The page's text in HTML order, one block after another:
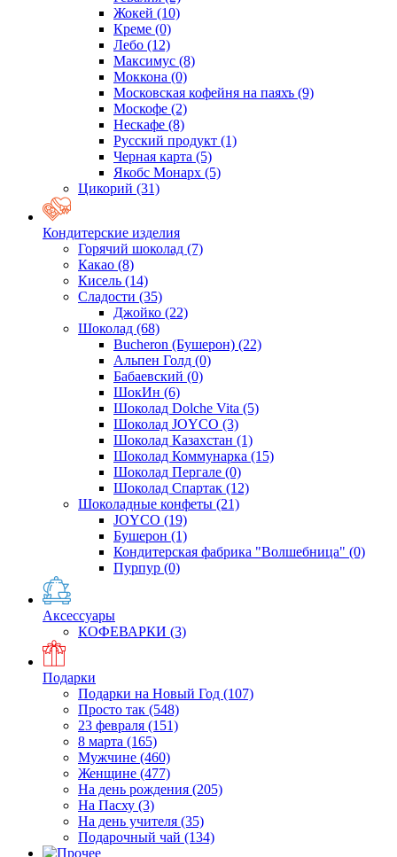
Жокей (10)
Креме (0)
Лебо (12)
Максимус (8)
Моккона (0)
Московская кофейня на паяхъ (9)
Москофе (2)
Нескафе (8)
Русский продукт (1)
Черная карта (5)
Якобс Монарх (5)
Цикорий (31)
Кондитерские изделия
Горячий шоколад (7)
Какао (8)
Кисель (14)
Сладости (35)
Джойко (22)
Шоколад (68)
Bucheron (Бушерон) (22)
Альпен Голд (0)
Бабаевский (0)
ШокИн (6)
Шоколад Dolche Vita (5)
Шоколад JOYCO (3)
Шоколад Казахстан (1)
Шоколад Коммунарка (15)
Шоколад Пергале (0)
Шоколад Спартак (12)
Шоколадные конфеты (21)
JOYCO (19)
Бушерон (1)
Кондитерская фабрика "Волшебница" (0)
Пурпур (0)
Аксессуары
КОФЕВАРКИ (3)
Подарки
Подарки на Новый Год (107)
Просто так (548)
23 февраля (151)
8 марта (165)
Мужчине (460)
Женщине (477)
На день рождения (205)
На Пасху (3)
На день учителя (35)
Подарочный чай (134)